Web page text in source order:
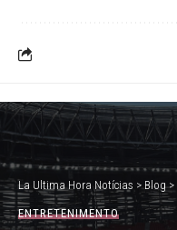
La Ultima Hora Notícias > Blog>
ENTRETENIMENTO